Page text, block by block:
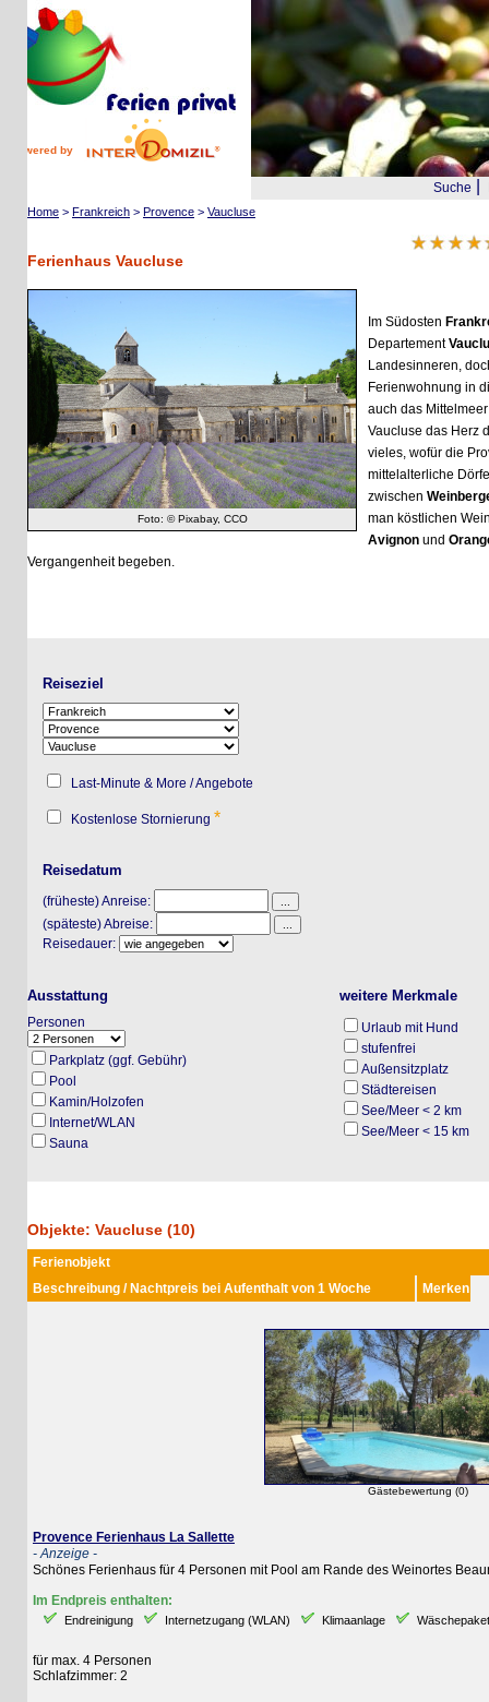
by
Suche|
Home>Frankreich>Provence>Vaucluse
Ferienhaus Vaucluse
Foto: © Pixabay, CCO
Im Südosten
DepartementVaucluse.
Landesinneren, doch
Ferienwohnung in
auch das Mittelmeer mit
Vaucluse das Herz der
vieles, wofür die
mittelalterliche Dörfer
zwischenWeinbergen
man köstlichen Wein,
Avignonund Orange
Vergangenheit begeben.
Reiseziel
Last-Minute & More / Angebote
Kostenlose Stornierung*
Reisedatum
(früheste) Anreise:
(späteste) Abreise:
Reisedauer:
Ausstattung
Personen
Parkplatz (ggf. Gebühr)
Pool
Kamin/Holzofen
Internet/WLAN
Sauna
weitere Merkmale
Urlaub mit Hund
stufenfrei
Außensitzplatz
Städtereisen
See/Meer < 2 km
See/Meer < 15 km
Objekte: Vaucluse (10)
Ferienobjekt
Beschreibung / Nachtpreis bei Aufenthalt von 1 Woche
Merken
Gästebewertung (0)
Provence Ferienhaus La Sallette
- Anzeige -
Schönes Ferienhaus für 4 Personen mit Pool am Rande des Weinortes Beaumes
Im Endpreis enthalten:
Endreinigung Internetzugang (WLAN) Klimaanlage Wäschepaket
für max. 4 Personen
Schlafzimmer: 2